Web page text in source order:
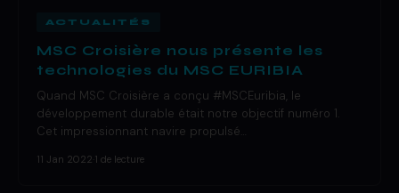
ACTUALITÉS
MSC Croisière nous présente les
technologies du MSC EURIBIA
Quand MSC Croisière a conçu #MSCEuribia, le
développement durable était notre objectif numéro 1.
Cet impressionnant navire propulsé…
11 Jan 2022 1 de lecture